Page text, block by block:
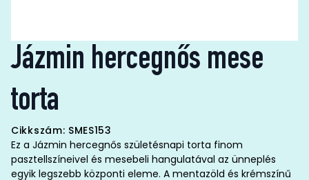
Jázmin hercegnős mese
torta
Cikkszám: SMES153
Ez a Jázmin hercegnős születésnapi torta finom
pasztellszíneivel és mesebeli hangulatával az ünneplés
egyik legszebb központi eleme. A mentazöld és krémszínű